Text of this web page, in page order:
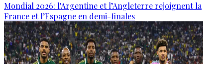
Mondial 2026: l'Argentine et l’Angleterre rejoignent la
France et l’Espagne en demi-finales